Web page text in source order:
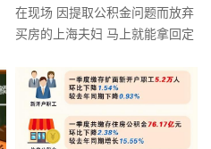
在现场 因提取公积金问题而放弃
买房的上海夫妇 马上就能拿回定